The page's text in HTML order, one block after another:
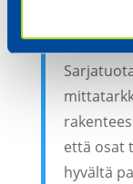
3D-
kun
että osat
hyvältä